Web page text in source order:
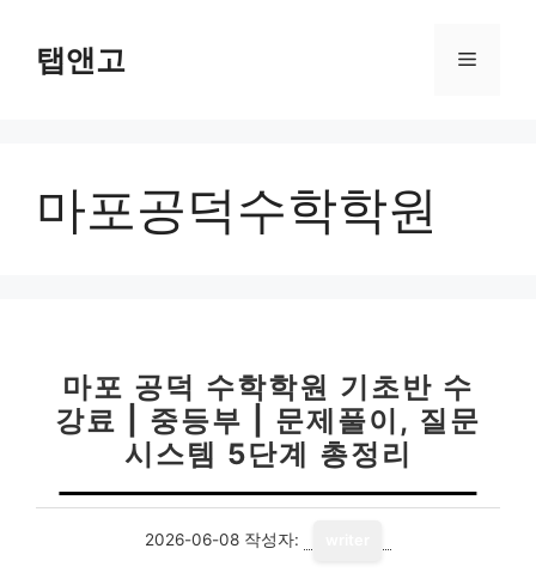
탭앤고 메
마포공덕수학학원
마포 공덕 수학학원 기초반 수
강료 | 중등부 | 문제풀이, 질문
시스템 5단계 총정리
2026-06-08 작성자: